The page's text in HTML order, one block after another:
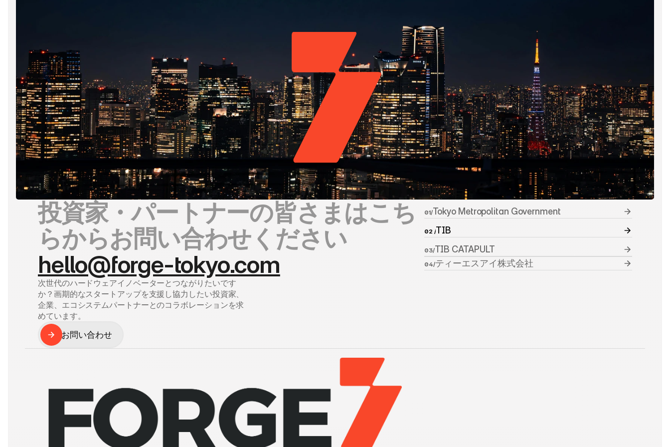
投資家・パートナーの皆さまはこち
らからお問い合わせください
hello@forge-tokyo.com
次世代のハードウェアイノベーターとつながりたいです
か？画期的なスタートアップを支援し協力したい投資家、
企業、エコシステムパートナーとのコラボレーションを求
めています。
お問い合わせ
01/Tokyo Metropolitan Government
02 /TIB
03/TIB CATAPULT
04/ティーエスアイ株式会社